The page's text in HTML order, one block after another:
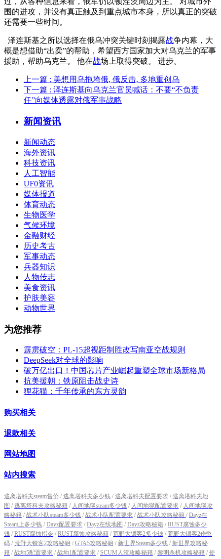
围的进攻，并没有真正触及到重点城市本身，所以真正的突破
还需要一些时间。
泽连斯基之所以选择在俄乌冲突关键时刻揭露战争内幕，大
概是想借助“出卖”的帮助，希望西方国家加大对乌克兰的军事
援助，帮助乌克兰。 他在战场上取得突破。 进步。
上一篇 : 美想用乌拖垮俄, 俄反击, 多地重创乌
下一篇 : 泽连斯基向乌克兰官员喊话：不要“不负责
任”向媒体透露对俄军事战略
新闻资讯
新闻动态
海外资讯
科技资讯
人工智能
UF0资讯
媒体报道
体育动态
生物医学
气候环境
金融财经
历史考古
军事动态
兵器知识
人物传志
美食资讯
护肤美容
动物世界
为您推荐
霹雳破空：PL-15超视距制胜改写南亚空战规则
DeepSeek对全球的影响
破万亿出口！中国芯片产业崛起重塑全球市场新格局
抗美援朝：铁原阻击战史诗
狸花猫：千年传承的东方灵韵
购买相关
退款相关
网站地图
站内搜索
逃离塔科夫steam售价 / 逃离塔科夫多少钱 / 逃离塔科夫配置要求 / 逃离塔科夫地
图 / 逃离塔科夫攻略秘籍 / 人间地狱steam多少钱 / 人间地狱配置要求 / 人间地狱攻
略秘籍 / 战术小队steam多少钱 / 战术小队配置要求 / 战术小队攻略秘籍 / Dayz在
Steam上多少钱 / Dayz配置要求 / Dayz在线地图 / Dayz攻略秘籍 / RUST腐蚀多少
钱 / RUST腐蚀指令 / RUST腐蚀攻略秘籍 / 荒野大镖客2多少钱 / 荒野大镖客2作弊
码 / 荒野大镖客2攻略秘籍 / GTA5攻略秘籍 / 新世界Steam多少钱 / 新世界攻略秘
籍 / 战地5配置要求 / 战地1配置要求 / SCUM人渣攻略秘籍 / 黎明杀机攻略秘籍 / 使